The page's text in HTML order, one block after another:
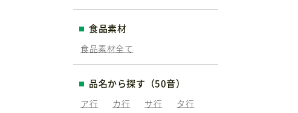
食品素材
食品素材全て
品名から探す（50音）
ア行 カ行 サ行
タ行